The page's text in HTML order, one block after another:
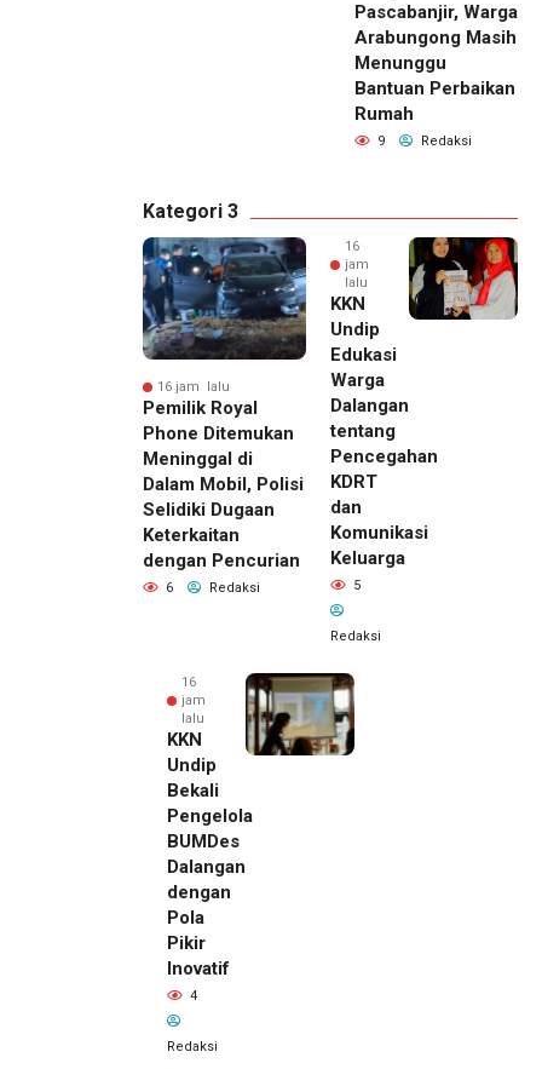
Pascabanjir, Warga
Arabungong Masih
Menunggu
Bantuan Perbaikan
Rumah
9 Redaksi
Kategori 3
16 jam lalu
Pemilik Royal
Phone Ditemukan
Meninggal di
Dalam Mobil, Polisi
Selidiki Dugaan
Keterkaitan
dengan Pencurian
6 Redaksi
16
jam
lalu
KKN
Undip
Edukasi
Warga
Dalangan
tentang
Pencegahan
KDRT
dan
Komunikasi
Keluarga
5
Redaksi
16
jam
lalu
KKN
Undip
Bekali
Pengelola
BUMDes
Dalangan
dengan
Pola
Pikir
Inovatif
4
Redaksi
Pemilik
Royal
Phone